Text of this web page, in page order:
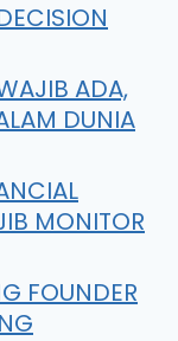
ADA,
DUNIA
MONITOR
FOUNDER